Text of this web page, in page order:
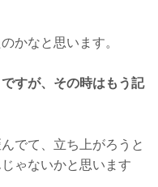
かなと思います。
すが、その時はもう記
でて、立ち上がろうと
ゃないかと思います